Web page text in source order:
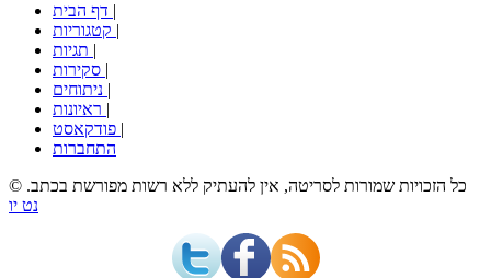
|
|
|
|
|
|
|
התחברות
© כל הזכויות שמורות לסריטה, אין להעתיק ללא רשות מפורשת בכתב.
נט יו